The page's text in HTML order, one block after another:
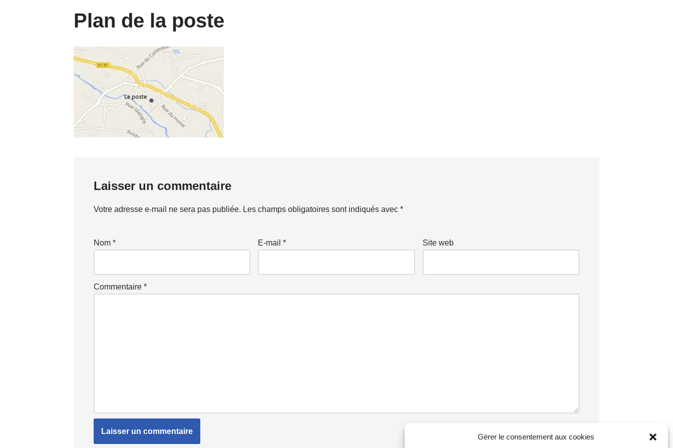
Gérer le consentement aux cookies
Plan de la poste
Laisser un commentaire
Votre adresse e-mail ne sera pas publiée. Les champs obligatoires sont indiqués avec *
Nom * E-mail* Site web
Commentaire *